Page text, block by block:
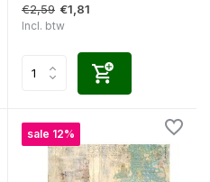
€2,59 €1,81
Incl. btw
sale 12%